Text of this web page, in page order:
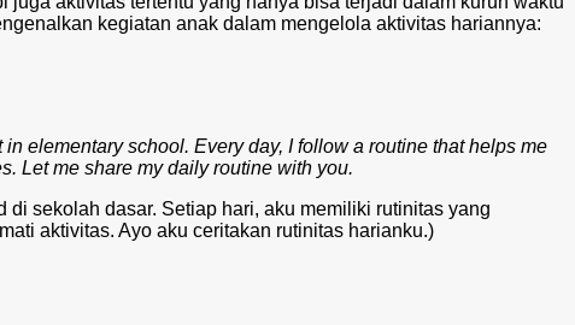
kegiatan anak dalam mengelola aktivitas hariannya:
elementary school. Every day, I follow a routine that helps me
Let me share my daily routine with you.
di sekolah dasar. Setiap hari, aku memiliki rutinitas yang
aktivitas. Ayo aku ceritakan rutinitas harianku.)